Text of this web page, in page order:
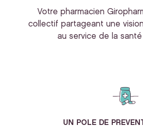
Votre pharmacien
collectif partageant une
au service de la
UN POLE DE